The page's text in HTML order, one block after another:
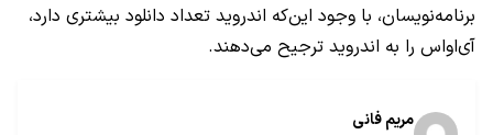
برنامه‌نویسان، با وجود این‌که اندروید تعداد دانلود بیشتری دارد،
آی‌اواس را به اندروید ترجیح می‌دهند.
مریم فانی